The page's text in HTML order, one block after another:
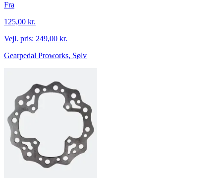
Fra
125,00 kr.
Vejl. pris: 249,00 kr.
Gearpedal Proworks, Sølv